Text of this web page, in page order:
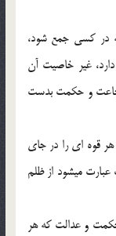
كسي جمع شود،
غير خاصيت آن
و حكمت بدست
قوه اي را در جاي
ميشود از ظلم
و عدالت كه هر